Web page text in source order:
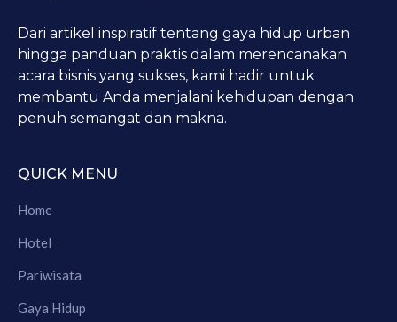
Dari artikel inspiratif tentang gaya hidup urban
hingga panduan praktis dalam merencanakan
acara bisnis yang sukses, kami hadir untuk
membantu Anda menjalani kehidupan dengan
penuh semangat dan makna.
QUICK MENU
Home
Hotel
Pariwisata
Gaya Hidup